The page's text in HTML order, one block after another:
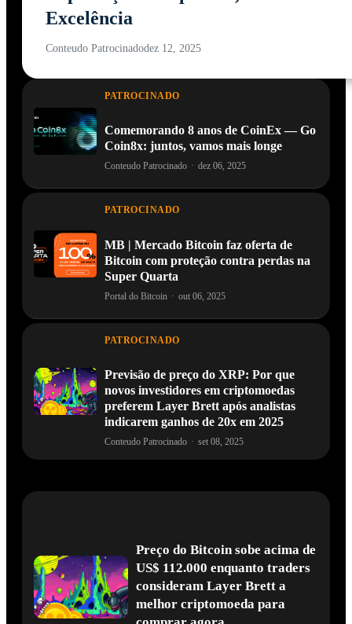
Excelência
Conteudo Patrocinadodez 12, 2025
PATROCINADO
Comemorando 8 anos de CoinEx — Go
Coin8x: juntos, vamos mais longe
Conteudo Patrocinado · dez 06, 2025
PATROCINADO
MB | Mercado Bitcoin faz oferta de
Bitcoin com proteção contra perdas na
Super Quarta
Portal do Bitcoin · out 06, 2025
PATROCINADO
Previsão de preço do XRP: Por que
novos investidores em criptomoedas
preferem Layer Brett após analistas
indicarem ganhos de 20x em 2025
Conteudo Patrocinado · set 08, 2025
Preço do Bitcoin sobe acima de
US$ 112.000 enquanto traders
consideram Layer Brett a
melhor criptomoeda para